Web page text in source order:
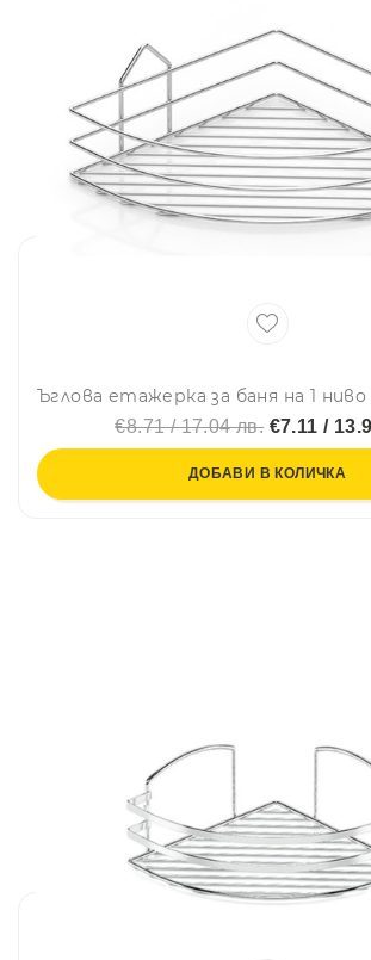
€8.71 / 17.04 лв.€7.11 /
ДОБАВИ В КОЛИЧКА